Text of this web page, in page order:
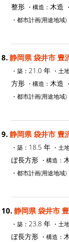
整形 ・構造： 木造
・都市計画(用途地域)
8. 静岡県 袋井市 豊
・築： 21.0 年 ・土
方形 ・構造： 木造
・都市計画(用途地域)
9. 静岡県 袋井市 豊
・築： 18.5 年 ・土
ぼ長方形 ・構造：
・都市計画(用途地域)
10. 静岡県 袋井市
・築： 23.8 年 ・土
ぼ長方形 ・構造：